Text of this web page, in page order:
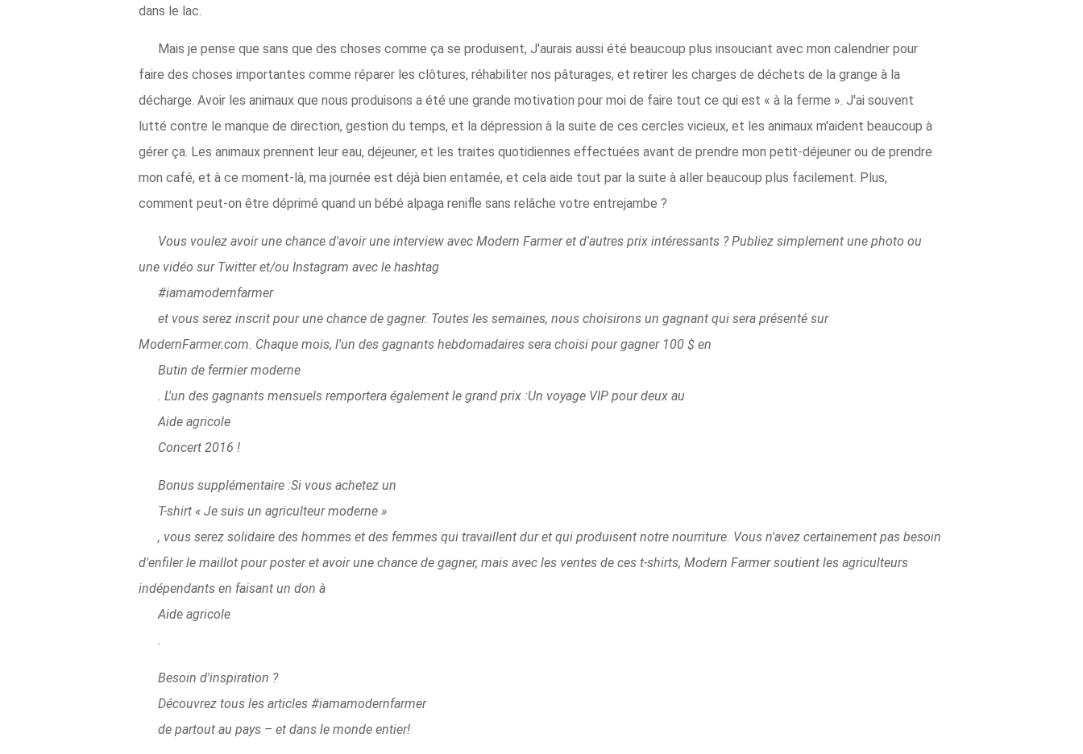
dans le lac.
Mais je pense que sans que des choses comme ça se produisent, J'aurais aussi été beaucoup plus insouciant avec mon calendrier pour
faire des choses importantes comme réparer les clôtures, réhabiliter nos pâturages, et retirer les charges de déchets de la grange à la
décharge. Avoir les animaux que nous produisons a été une grande motivation pour moi de faire tout ce qui est « à la ferme ». J'ai souvent
lutté contre le manque de direction, gestion du temps, et la dépression à la suite de ces cercles vicieux, et les animaux m'aident beaucoup à
gérer ça. Les animaux prennent leur eau, déjeuner, et les traites quotidiennes effectuées avant de prendre mon petit-déjeuner ou de prendre
mon café, et à ce moment-là, ma journée est déjà bien entamée, et cela aide tout par la suite à aller beaucoup plus facilement. Plus,
comment peut-on être déprimé quand un bébé alpaga renifle sans relâche votre entrejambe ?
Vous voulez avoir une chance d'avoir une interview avec Modern Farmer et d'autres prix intéressants ? Publiez simplement une photo ou
une vidéo sur Twitter et/ou Instagram avec le hashtag
#iamamodernfarmer
et vous serez inscrit pour une chance de gagner. Toutes les semaines, nous choisirons un gagnant qui sera présenté sur
ModernFarmer.com. Chaque mois, l'un des gagnants hebdomadaires sera choisi pour gagner 100 $ en
Butin de fermier moderne
. L'un des gagnants mensuels remportera également le grand prix :Un voyage VIP pour deux au
Aide agricole
Concert 2016 !
Bonus supplémentaire :Si vous achetez un
T-shirt « Je suis un agriculteur moderne »
, vous serez solidaire des hommes et des femmes qui travaillent dur et qui produisent notre nourriture. Vous n'avez certainement pas besoin
d'enfiler le maillot pour poster et avoir une chance de gagner, mais avec les ventes de ces t-shirts, Modern Farmer soutient les agriculteurs
indépendants en faisant un don à
Aide agricole
.
Besoin d'inspiration ?
Découvrez tous les articles #iamamodernfarmer
de partout au pays – et dans le monde entier!